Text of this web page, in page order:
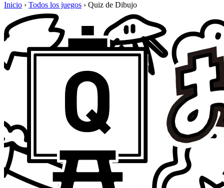
Inicio › Todos los juegos › Quiz de Dibujo